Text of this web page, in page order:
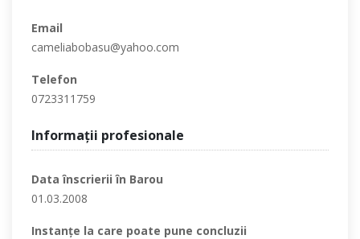
Email
cameliabobasu@yahoo.com
Telefon
0723311759
Informaţii profesionale
Data înscrierii în Barou
01.03.2008
Instanţe la care poate pune concluzii